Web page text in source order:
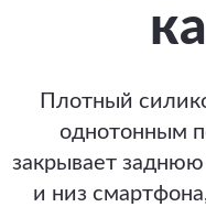
Плотный
однотонным
закрывает заднюю
и низ